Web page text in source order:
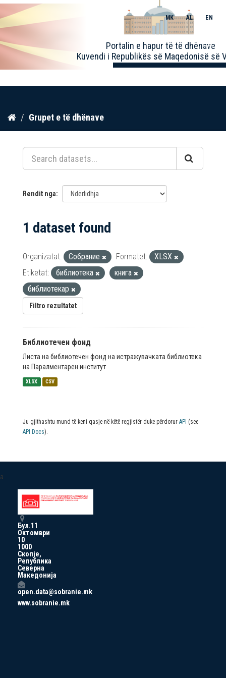
Kalo
përmbajtja
Portalin e hapur të të dhënave
Kuvendi i Republikës së Maqedonisë së
MK AL EN
Toggle
Grupet e të dhënave
Rendit nga
1 dataset found
Organizatat: Собрание Formatet:
XLSX
Etiketat:
библиотека
книга
библиотекар
Filtro rezultatet
Библиотечен фонд
Листа на библиотечен фонд на истражувачката библиотека
на Паралментарен институт
XLSX CSV
Ju gjithashtu mund të keni qasje në këtë regjistër duke përdorur API (see
API Docs).
a
Бул.11
Октомври
10
1000
Скопје,
Република
Северна
Македонија
open.data@sobranie.mk
www.sobranie.mk